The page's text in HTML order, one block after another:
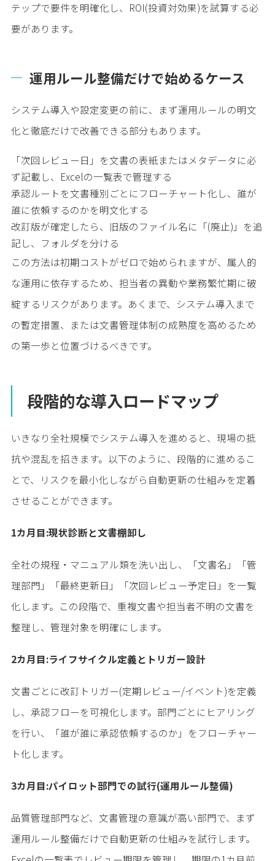
テップで要件を明確化し、ROI(投資対効果)を試算する必
要があります。
運用ルール整備だけで始めるケース
システム導入や設定変更の前に、まず運用ルールの明文
化と徹底だけで改善できる部分もあります。
「次回レビュー日」を文書の表紙またはメタデータに必
ず記載し、Excelの一覧表で管理する
承認ルートを文書種別ごとにフローチャート化し、誰が
誰に依頼するのかを明文化する
改訂版が確定したら、旧版のファイル名に「(廃止)」を追
記し、フォルダを分ける
この方法は初期コストがゼロで始められますが、属人的
な運用に依存するため、担当者の異動や業務繁忙期に破
綻するリスクがあります。あくまで、システム導入まで
の暫定措置、または文書管理体制の成熟度を高めるため
の第一歩と位置づけるべきです。
段階的な導入ロードマップ
いきなり全社規模でシステム導入を進めると、現場の抵
抗や混乱を招きます。以下のように、段階的に進めるこ
とで、リスクを最小化しながら自動更新の仕組みを定着
させることができます。
1カ月目:現状診断と文書棚卸し
全社の規程・マニュアル類を洗い出し、「文書名」「管
理部門」「最終更新日」「次回レビュー予定日」を一覧
化します。この段階で、重複文書や担当者不明の文書を
整理し、管理対象を明確にします。
2カ月目:ライフサイクル定義とトリガー設計
文書ごとに改訂トリガー(定期レビュー/イベント)を定義
し、承認フローを可視化します。部門ごとにヒアリング
を行い、「誰が誰に承認依頼するのか」をフローチャー
ト化します。
3カ月目:パイロット部門での試行(運用ルール整備)
品質管理部門など、文書管理の意識が高い部門で、まず
運用ルール整備だけで自動更新の仕組みを試行します。